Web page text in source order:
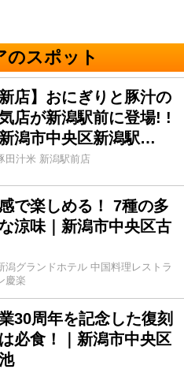
のスポット
新店】おにぎりと豚汁の
店が新潟駅前に登場! !
新潟市中央区新潟駅…
田汁米 新潟駅前店
で楽しめる！ 7種の多
涼味｜新潟市中央区古
潟グランドホテル 中国料理レストラ
慶楽
30周年を記念した復刻
必食！｜新潟市中央区